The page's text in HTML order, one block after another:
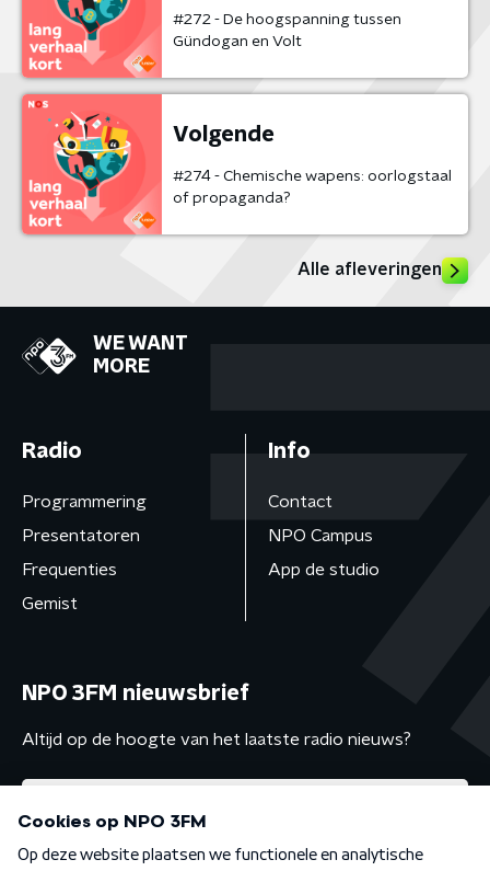
#272 - De hoogspanning tussen
Gündogan en Volt
Volgende
#274 - Chemische wapens: oorlogstaal
of propaganda?
Alle afleveringen
WE WANT
MORE
Radio
Programmering
Presentatoren
Frequenties
Gemist
Info
Contact
NPO Campus
App de studio
NPO 3FM nieuwsbrief
Altijd op de hoogte van het laatste radio nieuws?